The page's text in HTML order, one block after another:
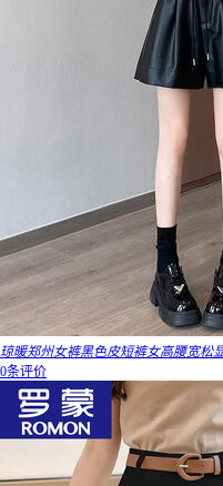
琼暖郑州女裤黑色皮短裤女高腰宽松
0条评价